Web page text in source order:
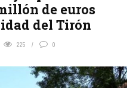
de euros
del Tirón
225 0